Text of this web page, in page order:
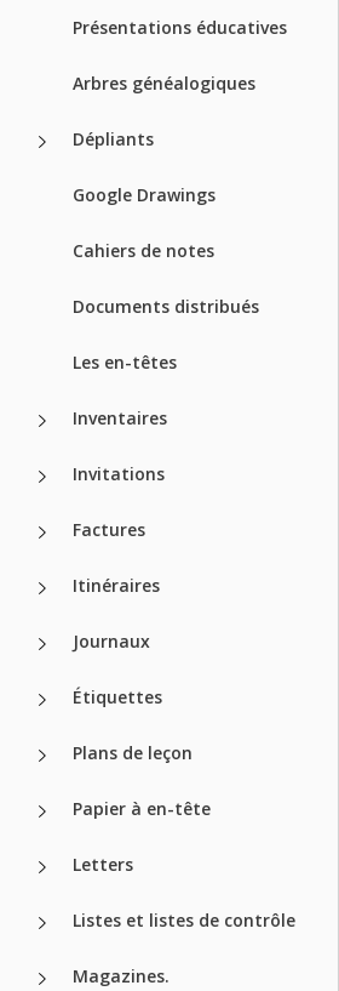
Présentations éducatives
Arbres généalogiques
Dépliants
Google Drawings
Cahiers de notes
Documents distribués
Les en-têtes
Inventaires
Invitations
Factures
Itinéraires
Journaux
Étiquettes
Plans de leçon
Papier à en-tête
Letters
Listes et listes de contrôle
Magazines.